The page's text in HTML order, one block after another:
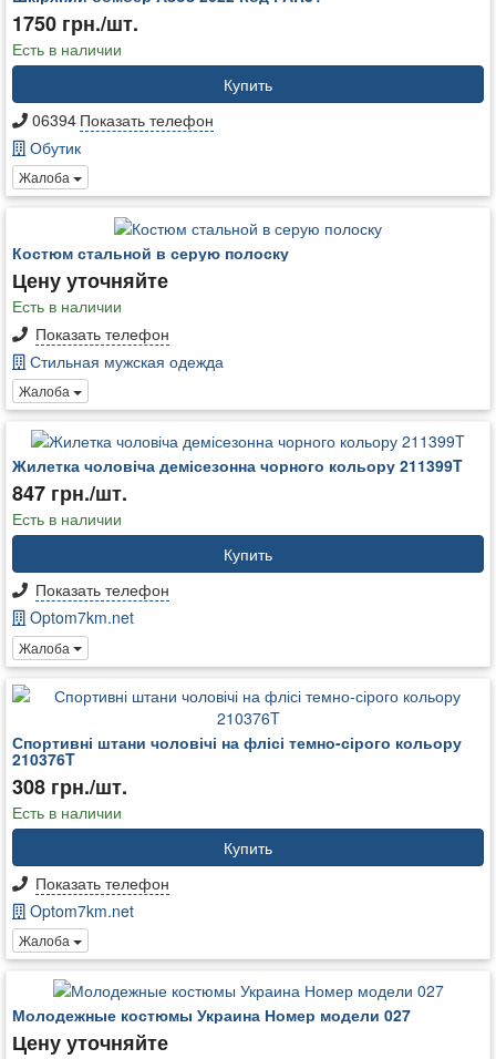
1750 грн./шт.
Есть в наличии
Купить
06394 Показать телефон
Обутик
Жалоба
Костюм стальной в серую полоску
Цену уточняйте
Есть в наличии
Показать телефон
Стильная мужская одежда
Жалоба
Жилетка чоловіча демісезонна чорного кольору 211399T
847 грн./шт.
Есть в наличии
Купить
Показать телефон
Optom7km.net
Жалоба
Спортивні штани чоловічі на флісі темно-сірого кольору
210376T
308 грн./шт.
Есть в наличии
Купить
Показать телефон
Optom7km.net
Жалоба
Молодежные костюмы Украина Номер модели 027
Цену уточняйте